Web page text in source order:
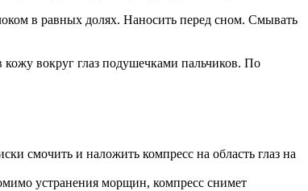
в равных долях. Наносить перед сном. Смывать
вокруг глаз подушечками пальчиков. По
смочить и наложить компресс на область глаз на
устранения морщин, компресс снимет